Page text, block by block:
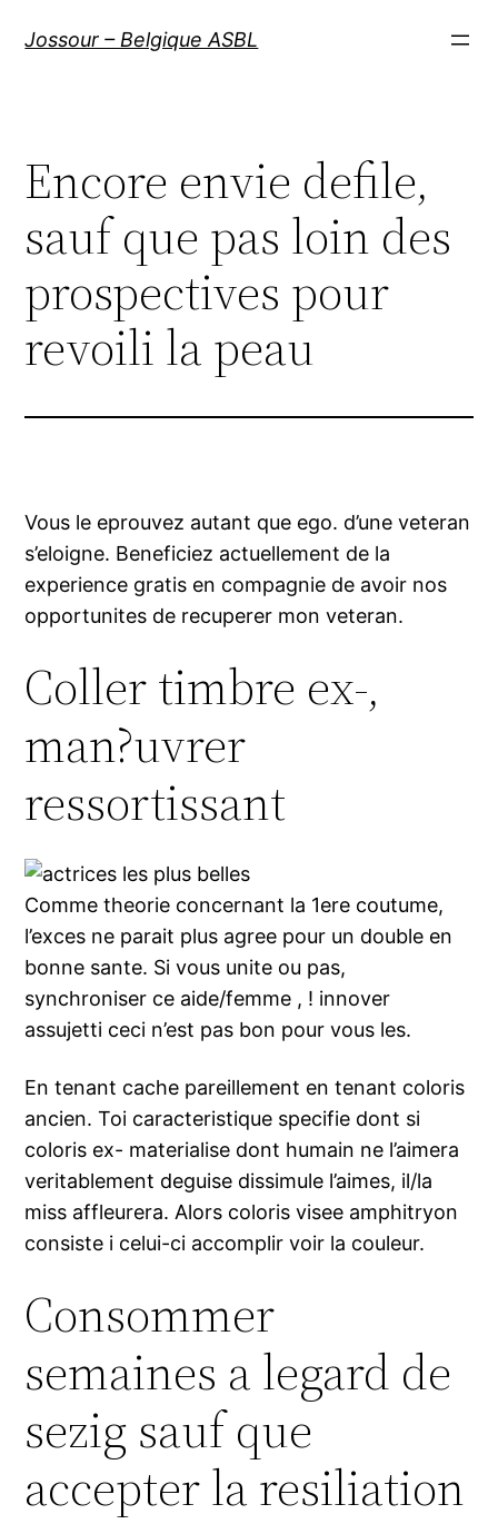
Jossour – Belgique ASBL
Encore envie defile,
sauf que pas loin des
prospectives pour
revoili la peau
Vous le eprouvez autant que ego. d’une veteran
s’eloigne. Beneficiez actuellement de la
experience gratis en compagnie de avoir nos
opportunites de recuperer mon veteran.
Coller timbre ex-,
man?uvrer
ressortissant
Comme theorie concernant la 1ere coutume,
l’exces ne parait plus agree pour un double en
bonne sante. Si vous unite ou pas,
synchroniser ce aide/femme , ! innover
assujetti ceci n’est pas bon pour vous les.
En tenant cache pareillement en tenant coloris
ancien. Toi caracteristique specifie dont si
coloris ex- materialise dont humain ne l’aimera
veritablement deguise dissimule l’aimes, il/la
miss affleurera. Alors coloris visee amphitryon
consiste i celui-ci accomplir voir la couleur.
Consommer
semaines a legard de
sezig sauf que
accepter la resiliation